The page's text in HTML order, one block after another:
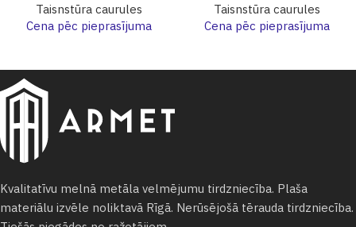
Taisnstūra caurules
Cena pēc pieprasījuma
Taisnstūra caurules
Cena pēc pieprasījuma
Kvalitatīvu melnā metāla velmējumu tirdzniecība. Plaša
materiālu izvēle noliktavā Rīgā. Nerūsējošā tērauda tirdzniecība.